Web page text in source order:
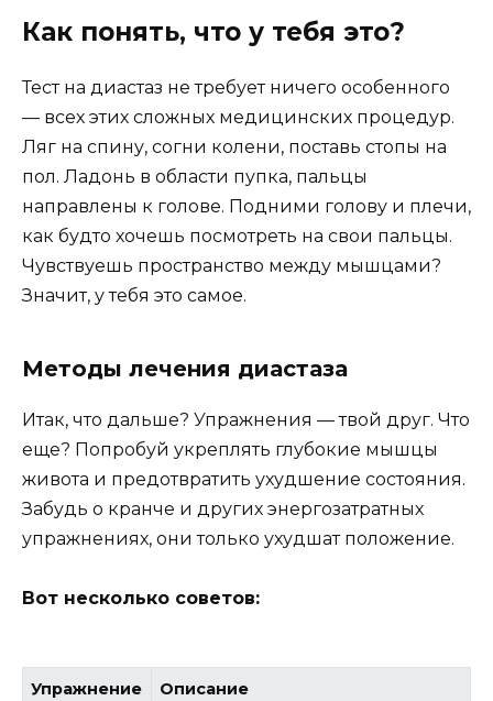
Как понять, что у тебя это?
Тест на диастаз не требует ничего особенного
— всех этих сложных медицинских процедур.
Ляг на спину, согни колени, поставь стопы на
пол. Ладонь в области пупка, пальцы
направлены к голове. Подними голову и плечи,
как будто хочешь посмотреть на свои пальцы.
Чувствуешь пространство между мышцами?
Значит, у тебя это самое.
Методы лечения диастаза
Итак, что дальше? Упражнения — твой друг. Что
еще? Попробуй укреплять глубокие мышцы
живота и предотвратить ухудшение состояния.
Забудь о кранче и других энергозатратных
упражнениях, они только ухудшат положение.
Вот несколько советов:
Упражнение Описание